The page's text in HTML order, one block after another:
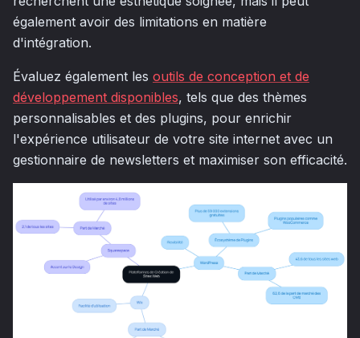
également avoir des limitations en matière
d'intégration.
Évaluez également les outils de conception et de
développement disponibles, tels que des thèmes
personnalisables et des plugins, pour enrichir
l'expérience utilisateur de votre site internet avec un
gestionnaire de newsletters et maximiser son efficacité.